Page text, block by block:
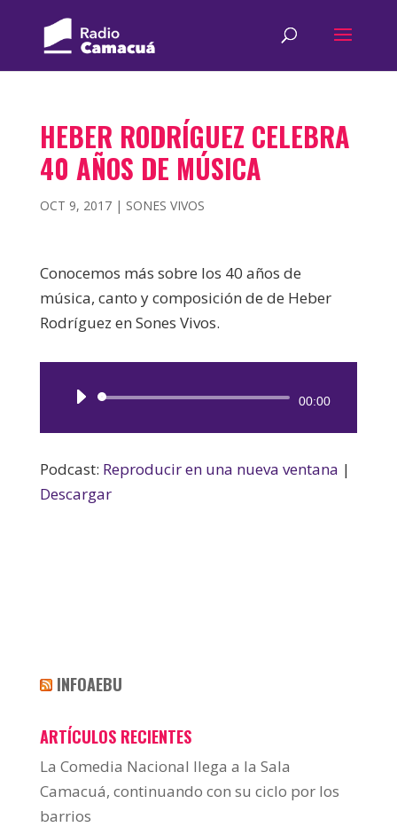
HEBER RODRÍGUEZ CELEBRA
40 AÑOS DE MÚSICA
OCT 9, 2017| SONES VIVOS
Conocemos más sobre los 40 años de
música, canto y composición de de Heber
Rodríguez en Sones Vivos.
Reproductor
00:00
Podcast: Reproducir en una nueva ventana |
Descargar
INFOAEBU
ARTÍCULOS RECIENTES
La Comedia Nacional llega a la Sala
Camacuá, continuando con su ciclo por los
barrios